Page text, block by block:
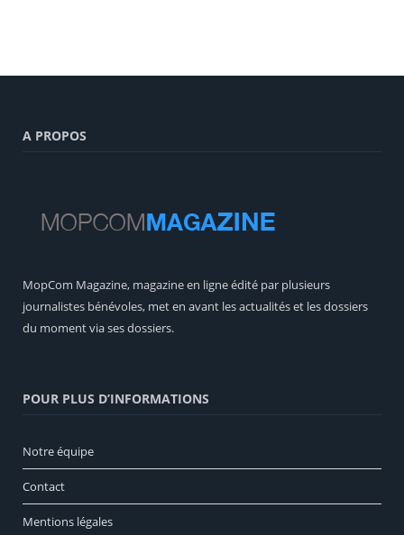
A PROPOS
MopCom Magazine, magazine en ligne édité par plusieurs
journalistes bénévoles, met en avant les actualités et les dossiers
du moment via ses dossiers.
POUR PLUS D’INFORMATIONS
Notre équipe
Contact
Mentions légales